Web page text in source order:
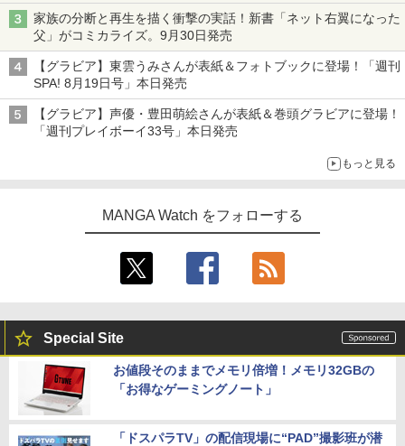
家族の分断と再生を描く衝撃の実話！新書「ネット右翼になった
父」がコミカライズ。9月30日発売
【グラビア】東雲うみさんが表紙＆フォトブックに登場！「週刊
SPA! 8月19日号」本日発売
【グラビア】声優・豊田萌絵さんが表紙＆巻頭グラビアに登場！
「週刊プレイボーイ33号」本日発売
もっと見る
MANGA Watch をフォローする
Special Site
お値段そのままでメモリ倍増！メモリ32GBの
「お得なゲーミングノート」
「ドスパラTV」の配信現場に“PAD”撮影班が潜